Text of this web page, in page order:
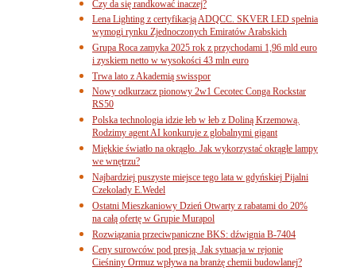
Czy da się randkować inaczej?
Lena Lighting z certyfikacją ADQCC. SKVER LED spełnia
wymogi rynku Zjednoczonych Emiratów Arabskich
Grupa Roca zamyka 2025 rok z przychodami 1,96 mld euro
i zyskiem netto w wysokości 43 mln euro
Trwa lato z Akademią swisspor
Nowy odkurzacz pionowy 2w1 Cecotec Conga Rockstar
RS50
Polska technologia idzie łeb w łeb z Doliną Krzemową.
Rodzimy agent AI konkuruje z globalnymi gigant
Miękkie światło na okrągło. Jak wykorzystać okrągłe lampy
we wnętrzu?
Najbardziej puszyste miejsce tego lata w gdyńskiej Pijalni
Czekolady E.Wedel
Ostatni Mieszkaniowy Dzień Otwarty z rabatami do 20%
na całą ofertę w Grupie Murapol
Rozwiązania przeciwpaniczne BKS: dźwignia B-7404
Ceny surowców pod presją. Jak sytuacja w rejonie
Cieśniny Ormuz wpływa na branżę chemii budowlanej?